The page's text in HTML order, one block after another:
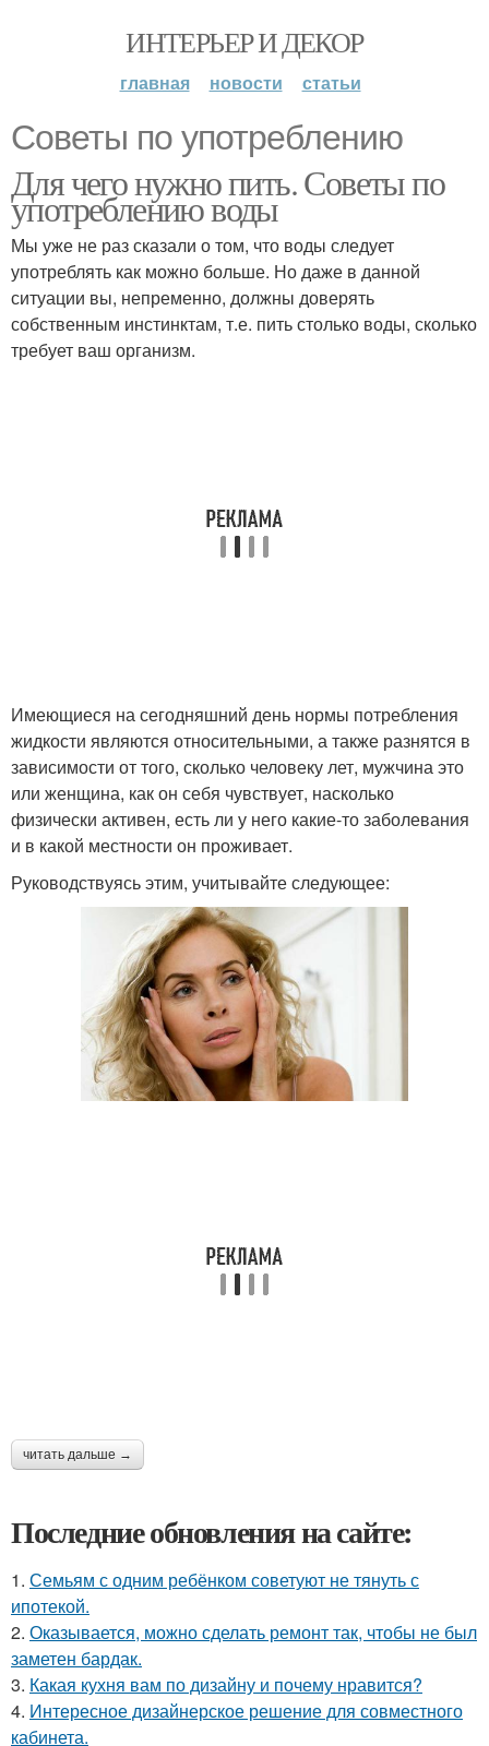
ИНТЕРЬЕР И ДЕКОР
главная новости статьи
Советы по употреблению
Для чего нужно пить. Советы по
употреблению воды
Мы уже не раз сказали о том, что воды следует
употреблять как можно больше. Но даже в данной
ситуации вы, непременно, должны доверять
собственным инстинктам, т.е. пить столько воды, сколько
требует ваш организм.
Имеющиеся на сегодняшний день нормы потребления
жидкости являются относительными, а также разнятся в
зависимости от того, сколько человеку лет, мужчина это
или женщина, как он себя чувствует, насколько
физически активен, есть ли у него какие-то заболевания
и в какой местности он проживает.
Руководствуясь этим, учитывайте следующее:
читать дальше →
Последние обновления на сайте:
1. Семьям с одним ребёнком советуют не тянуть с
ипотекой.
2. Оказывается, можно сделать ремонт так, чтобы не был
заметен бардак.
3. Какая кухня вам по дизайну и почему нравится?
4. Интересное дизайнерское решение для совместного
кабинета.